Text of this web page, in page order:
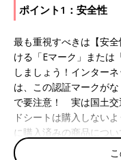
ポイント1：安全性
最も重視すべきは【安
ける「Eマーク」または
しましょう！インター
は、この認証マークが
で要注意！ 実は国土交
ドシートは購入しない
に購入済みの商品につ
再度確認してみてくださ